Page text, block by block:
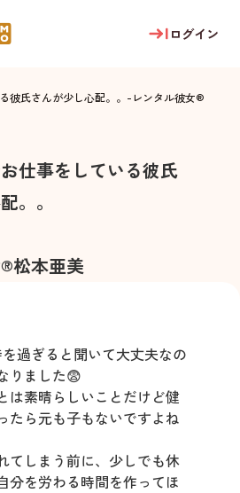
ログイン
彼氏さんが少し心配。。 -レンタル彼女®
仕事をしている彼氏
。。
松本亜美
過ぎると聞いて大丈夫なの
りました😨
は素晴らしいことだけど健
たら元も子もないですよね
てしまう前に、少しでも休
分を労わる時間を作ってほ